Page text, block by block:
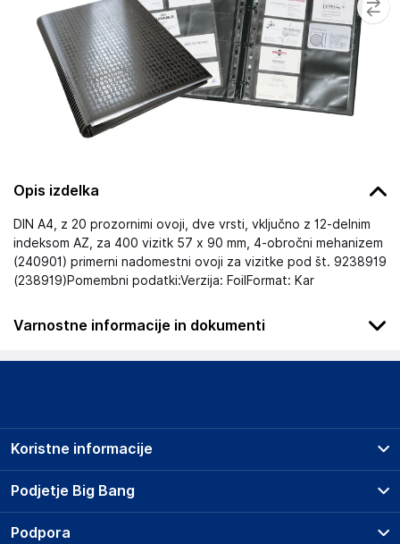
Opis izdelka
DIN A4, z 20 prozornimi ovoji, dve vrsti, vključno z 12-delnim
indeksom AZ, za 400 vizitk 57 x 90 mm, 4-obročni mehanizem
(240901) primerni nadomestni ovoji za vizitke pod št. 9238919
(238919)Pomembni podatki:Verzija: FoilFormat: Kar
Varnostne informacije in dokumenti
Podatki o proizvajalcu
DURABLE Hunke &amp; Jochheim GmbH &amp; Co. KG
DE
Podjetje Big Bang
O podjetju
Koristne informacije
Prodajna mesta
Storitve
Podpora